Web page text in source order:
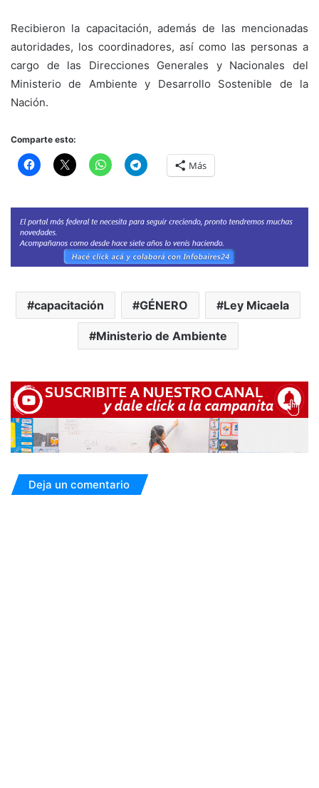
Recibieron la capacitación, además de las mencionadas
autoridades, los coordinadores, así como las personas a
cargo de las Direcciones Generales y Nacionales del
Ministerio de Ambiente y Desarrollo Sostenible de la
Nación.
Comparte esto:
Más
capacitación GÉNERO Ley Micaela
Ministerio de Ambiente
Deja un comentario